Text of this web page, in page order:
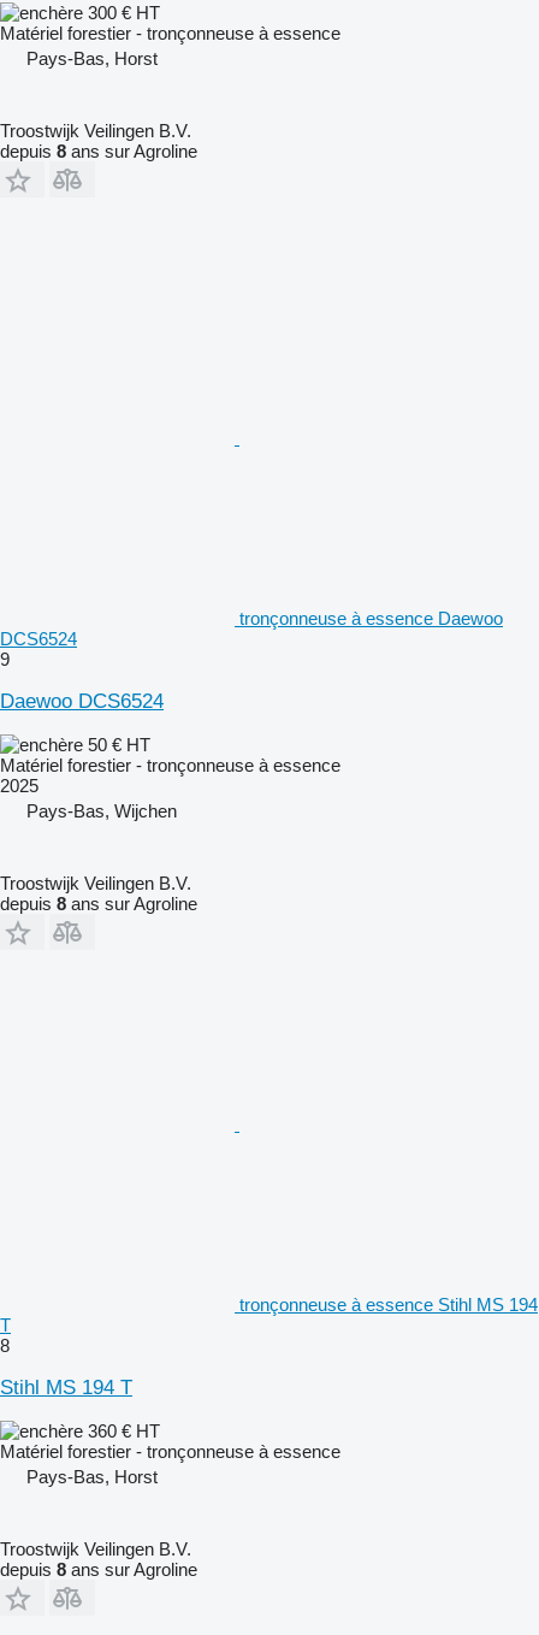
300 € HT
Matériel forestier - tronçonneuse à essence
Pays-Bas, Horst
Troostwijk Veilingen B.V.
depuis 8 ans sur Agroline
tronçonneuse à essence Daewoo
DCS6524
9
Daewoo DCS6524
50 € HT
Matériel forestier - tronçonneuse à essence
2025
Pays-Bas, Wijchen
Troostwijk Veilingen B.V.
depuis 8 ans sur Agroline
tronçonneuse à essence Stihl MS 194
T
8
Stihl MS 194 T
360 € HT
Matériel forestier - tronçonneuse à essence
Pays-Bas, Horst
Troostwijk Veilingen B.V.
depuis 8 ans sur Agroline